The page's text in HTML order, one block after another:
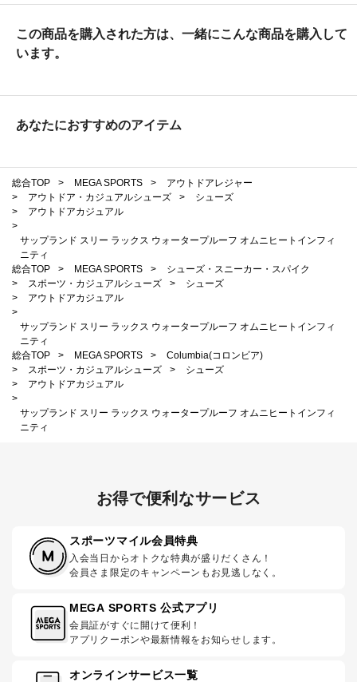
この商品を購入された方は、一緒にこんな商品を購入して
います。
あなたにおすすめのアイテム
総合TOP > MEGA SPORTS >
アウトドアレジャー
>
アウトドア・カジュアルシューズ >
シューズ
>
アウトドアカジュアル
>
サップランド スリー ラックス ウォータープルーフ オムニヒートインフィ
ニティ
総合TOP
> MEGA SPORTS >
シューズ・スニーカー・スパイク
>
スポーツ・カジュアルシューズ >
シューズ
>
アウトドアカジュアル
>
サップランド スリー ラックス ウォータープルーフ オムニヒートインフィ
ニティ
総合TOP
> MEGA SPORTS >
Columbia(コロンビア)
>
スポーツ・カジュアルシューズ >
シューズ
>
アウトドアカジュアル
>
サップランド スリー ラックス ウォータープルーフ オムニヒートインフィ
ニティ
お得で便利なサービス
スポーツマイル会員特典
入会当日からオトクな特典が盛りだくさん！
会員さま限定のキャンペーンもお見逃しなく。
MEGA SPORTS 公式アプリ
会員証がすぐに開けて便利！
アプリクーポンや最新情報をお知らせします。
オンラインサービス一覧